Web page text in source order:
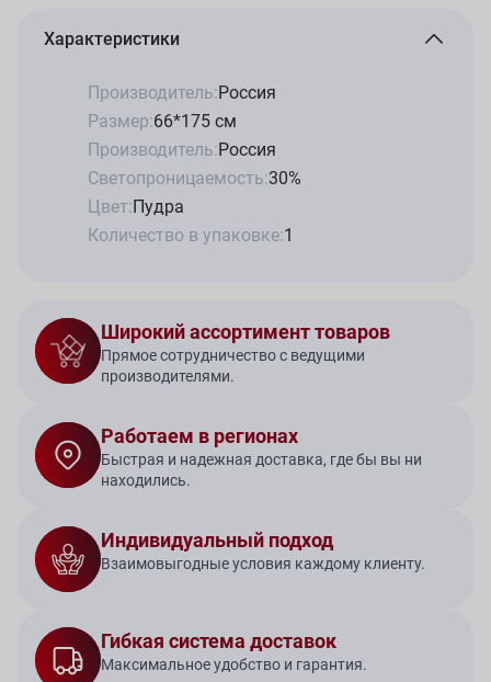
Характеристики
Производитель:Россия
Размер:66*175 см
Производитель:Россия
Светопроницаемость:30%
Цвет:Пудра
Количество в упаковке:1
Широкий ассортимент товаров
Прямое сотрудничество с ведущими
производителями.
Работаем в регионах
Быстрая и надежная доставка, где бы вы ни
находились.
Индивидуальный подход
Взаимовыгодные условия каждому клиенту.
Гибкая система доставок
Максимальное удобство и гарантия.